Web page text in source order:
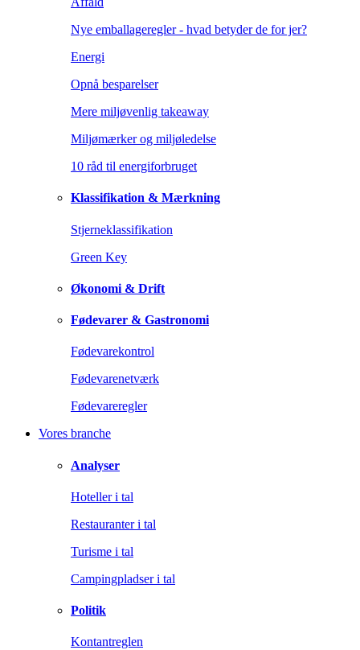
Nye emballageregler - hvad betyder de for jer?
Energi
Opnå besparelser
Mere miljøvenlig takeaway
Miljømærker og miljøledelse
10 råd til energiforbruget
Klassifikation & Mærkning
Stjerneklassifikation
Green Key
Økonomi & Drift
Fødevarer & Gastronomi
Fødevarekontrol
Fødevarenetværk
Fødevareregler
Vores branche
Analyser
Hoteller i tal
Restauranter i tal
Turisme i tal
Campingpladser i tal
Politik
Kontantreglen